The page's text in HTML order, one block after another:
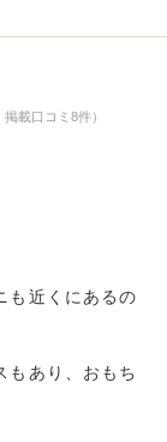
載口コミ8件）
も近くにあるの
もあり、おもち